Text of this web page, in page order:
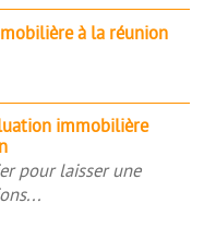
à la réunion
immobilière
pour laisser une